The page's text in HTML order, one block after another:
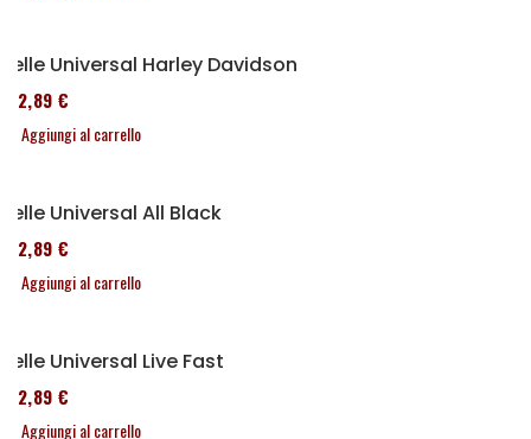
Selle Universal Harley Davidson
152,89 €
Aggiungi al carrello
Selle Universal All Black
152,89 €
Aggiungi al carrello
Selle Universal Live Fast
152,89 €
Aggiungi al carrello